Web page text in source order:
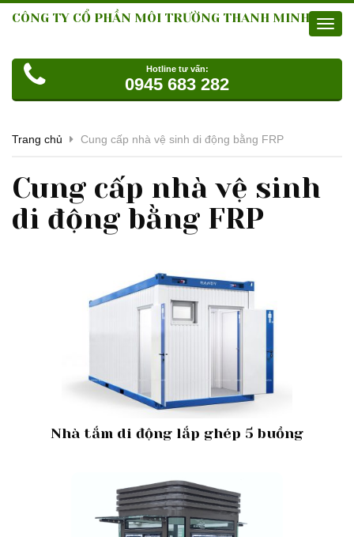
CÔNG TY CỔ PHẦN MÔI TRƯỜNG THANH MINH
Hotline tư vấn:
0945 683 282
Trang chủ Cung cấp nhà vệ sinh di động bằng FRP
Cung cấp nhà vệ sinh
di động bằng FRP
Nhà tắm di động lắp ghép 5 buồng